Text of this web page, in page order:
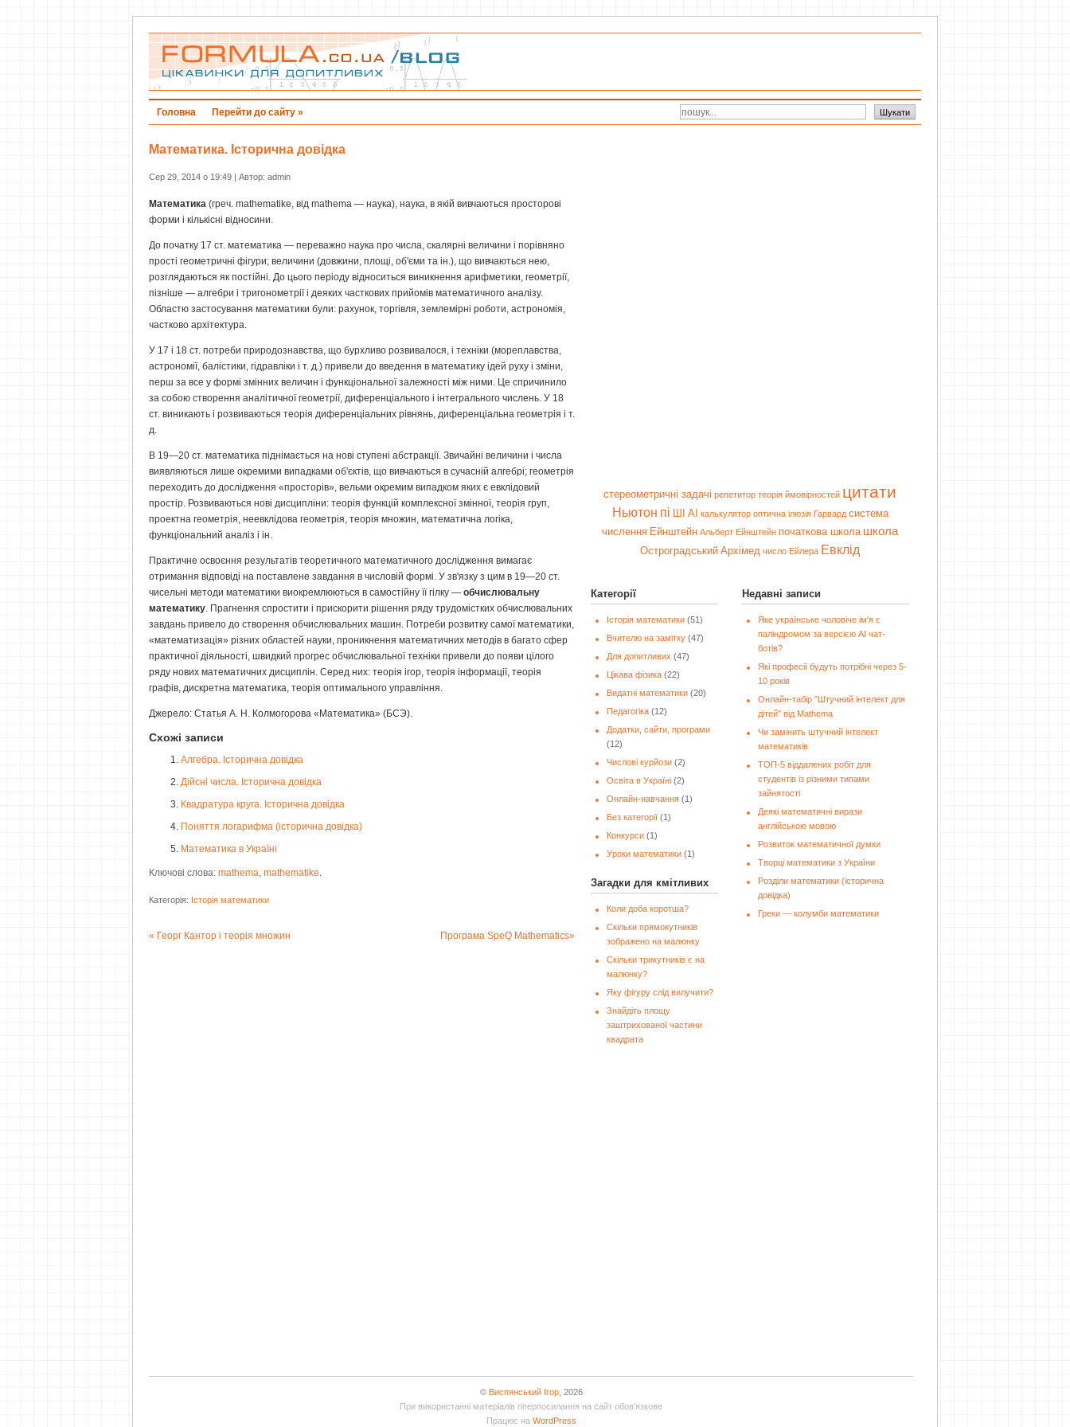
Головна Перейти до сайту »
Математика. Історична довідка
Сер 29, 2014 о 19:49 | Автор: admin
Математика (греч. mathematike, від mathema — наука), наука, в якій вивчаються просторові
форми і кількісні відносини.
До початку 17 ст. математика — переважно наука про числа, скалярні величини і порівняно
прості геометричні фігури; величини (довжини, площі, об'єми та ін.), що вивчаються нею,
розглядаються як постійні. До цього періоду відноситься виникнення арифметики, геометрії,
пізніше — алгебри і тригонометрії і деяких часткових прийомів математичного аналізу.
Областю застосування математики були: рахунок, торгівля, землемірні роботи, астрономія,
частково архітектура.
У 17 і 18 ст. потреби природознавства, що бурхливо розвивалося, і техніки (мореплавства,
астрономії, балістики, гідравліки і т. д.) привели до введення в математику ідей руху і зміни,
перш за все у формі змінних величин і функціональної залежності між ними. Це спричинило
за собою створення аналітичної геометрії, диференціального і інтегрального числень. У 18
ст. виникають і розвиваються теорія диференціальних рівнянь, диференціальна геометрія і т.
д.
В 19—20 ст. математика піднімається на нові ступені абстракції. Звичайні величини і числа
виявляються лише окремими випадками об'єктів, що вивчаються в сучасній алгебрі; геометрія
переходить до дослідження «просторів», вельми окремим випадком яких є евклідовий
простір. Розвиваються нові дисципліни: теорія функцій комплексної змінної, теорія груп,
проектна геометрія, неевклідова геометрія, теорія множин, математична логіка,
функціональний аналіз і ін.
Практичне освоєння результатів теоретичного математичного дослідження вимагає
отримання відповіді на поставлене завдання в числовій формі. У зв'язку з цим в 19—20 ст.
чисельні методи математики виокремлюються в самостійну її гілку — обчислювальну
математику . Прагнення спростити і прискорити рішення ряду трудомістких обчислювальних
завдань привело до створення обчислювальних машин. Потреби розвитку самої математики,
«математизація» різних областей науки, проникнення математичних методів в багато сфер
практичної діяльності, швидкий прогрес обчислювальної техніки привели до появи цілого
ряду нових математичних дисциплін. Серед них: теорія ігор, теорія інформації, теорія
графів, дискретна математика, теорія оптимального управління.
Джерело: Статья А. Н. Колмогорова «Математика» (БСЭ).
Схожі записи
Алгебра. Історична довідка
Дійсні числа. Історична довідка
Квадратура круга. Історична довідка
Поняття логарифма (історична довідка)
Математика в Україні
Ключові слова: mathema mathematike
Категорія: Історія математики
Георг Кантор і теорія множин Програма SpeQ Mathematics
стереометричні задачі репетитор теорія ймовірностей цитати
Ньютон пі ШІ AI калькулятор оптична ілюзія Гарвард система
числення Ейнштейн Альберт Ейнштейн початкова школа школа
Остроградський Архімед число Ейлера Евклід
Категорії
Історія математики (51)
Вчителю на замітку (47)
Для допитливих (47)
Цікава фізика (22)
Видатні математики (20)
Педагогіка (12)
Додатки, сайти, програми
(12)
Числові курйози (2)
Освіта в Україні (2)
Онлайн-навчання (1)
Без категорії (1)
Конкурси (1)
Уроки математики (1)
Загадки для кмітливих
Коли доба коротша?
Скільки прямокутників
зображено на малюнку
Скільки трикутників є на
малюнку?
Яку фігуру слід вилучити?
Знайдіть площу
заштрихованої частини
квадрата
Недавні записи
Яке українське чоловіче ім'я є
паліндромом за версією AI чат-
ботів?
Які професії будуть потрібні через 5-
10 років
Онлайн-табір "Штучний інтелект для
дітей" від Mathema
Чи замінить штучний інтелект
математиків
ТОП-5 віддалених робіт для
студентів із різними типами
зайнятості
Деякі математичні вирази
англійською мовою
Розвиток математичної думки
Творці математики з України
Розділи математики (історична
довідка)
Греки — колумби математики
© Виспянський Ігор, 2026
При використанні матеріалів гіперпосилання на сайт обов’язкове
Працює на WordPress